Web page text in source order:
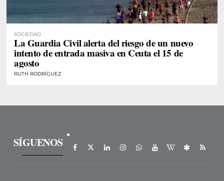
SOCIEDAD
La Guardia Civil alerta del riesgo de un nuevo
intento de entrada masiva en Ceuta el 15 de
agosto
RUTH RODRÍGUEZ
SÍGUENOS